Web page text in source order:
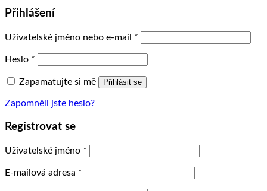
Přihlášení
Uživatelské jméno nebo e-mail *
Heslo *
Zapamatujte si mě Přihlásit se
Zapomněli jste heslo?
Registrovat se
Uživatelské jméno *
E-mailová adresa *